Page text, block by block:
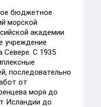
бюджетное
морской
академии
учреждение
Севере. С 1935
последовательно
от
моря до
Исландии до